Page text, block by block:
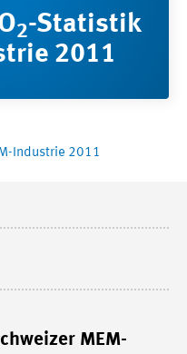
2-Statistik
2011
Industrie 2011
MEM-